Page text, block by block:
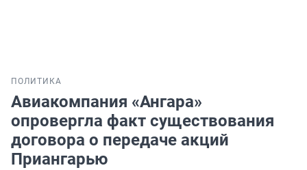
ПОЛИТИКА
Авиакомпания «Ангара»
опровергла факт существования
договора о передаче акций
Приангарью